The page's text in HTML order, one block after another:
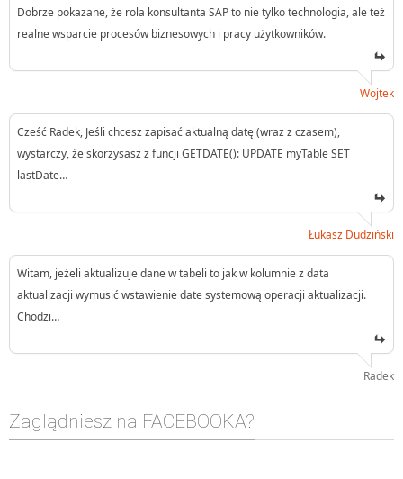
Dobrze pokazane, że rola konsultanta SAP to nie tylko technologia, ale też
realne wsparcie procesów biznesowych i pracy użytkowników.
Wojtek
Cześć Radek, Jeśli chcesz zapisać aktualną datę (wraz z czasem),
wystarczy, że skorzysasz z funcji GETDATE(): UPDATE myTable SET
lastDate…
Łukasz Dudziński
Witam, jeżeli aktualizuje dane w tabeli to jak w kolumnie z data
aktualizacji wymusić wstawienie date systemową operacji aktualizacji.
Chodzi…
Radek
Zaglądniesz na FACEBOOKA?